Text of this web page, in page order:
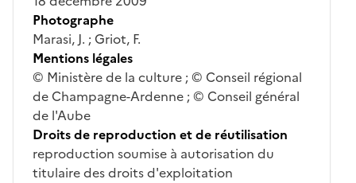
Photographe
Marasi, J. ; Griot, F.
Mentions légales
© Ministère de la culture ; © Conseil régional
de Champagne-Ardenne ; © Conseil général
de l'Aube
Droits de reproduction et de réutilisation
reproduction soumise à autorisation du
titulaire des droits d'exploitation